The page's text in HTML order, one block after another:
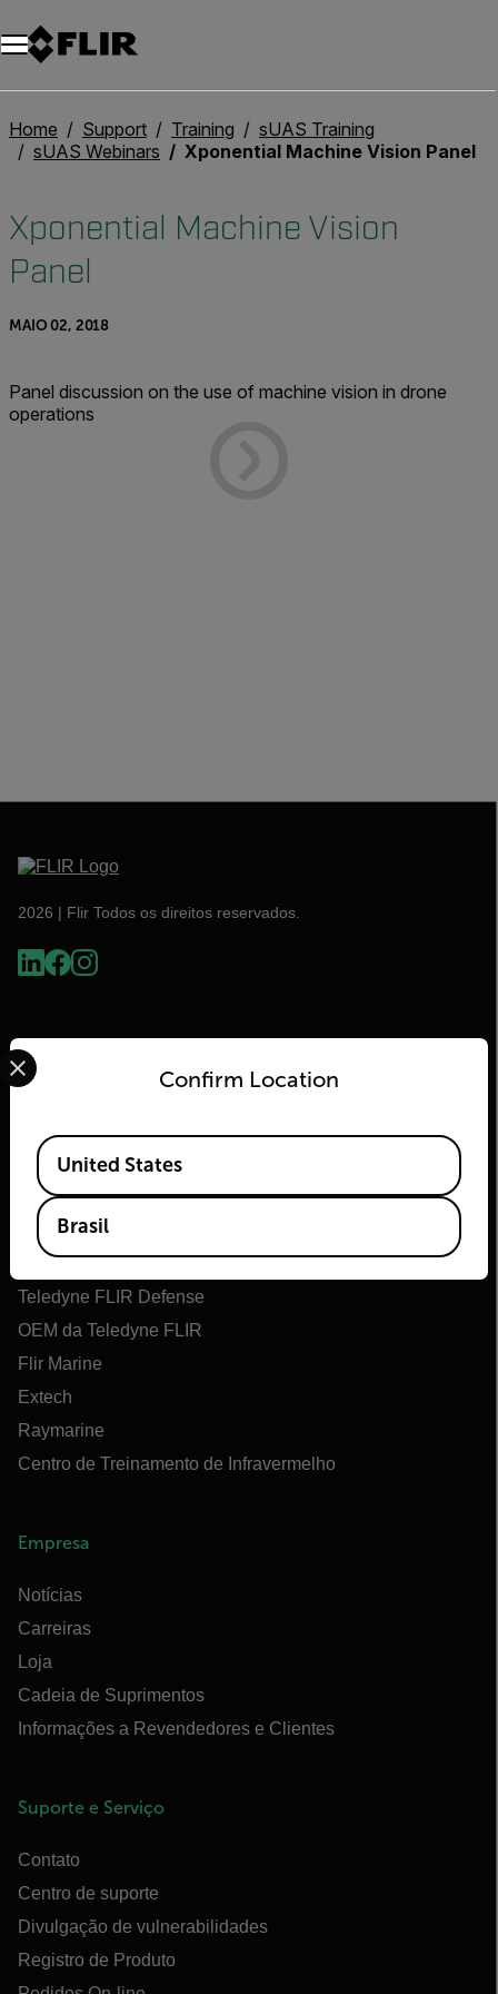
Home Support Training
sUAS Training
sUAS Webinars
Xponential Machine Vision Panel
Xponential Machine Vision
Panel
MAIO 02, 2018
Panel discussion on the use of machine vision in drone
operations
2026 | Flir Todos os direitos reservados.
Flir
Sobre o Flir
Tecnologias Teledyne
Teledyne FLIR Defense
OEM da Teledyne FLIR
Flir Marine
Extech
Raymarine
Centro de Treinamento de Infravermelho
Empresa
Notícias
Carreiras
Loja
Cadeia de Suprimentos
Informações a Revendedores e Clientes
Suporte e Serviço
Contato
Centro de suporte
Divulgação de vulnerabilidades
Registro de Produto
Confirm Location
Select your preferred country and language from the
Available Locations
United States
Brasil